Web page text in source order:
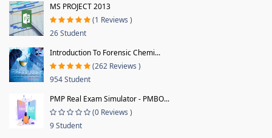
MS PROJECT 2013
(1 Reviews )
26 Student
Introduction To Forensic Chemi...
(262 Reviews )
954 Student
PMP Real Exam Simulator - PMBO...
(0 Reviews )
9 Student